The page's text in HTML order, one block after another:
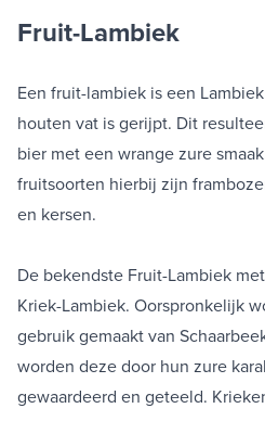
Fruit-Lambiek
Een fruit-lambiek is een
houten vat is gerijpt. Dit
bier met een wrange zure
fruitsoorten hierbij zijn
en kersen.
De bekendste Fruit-Lambiek
Kriek-Lambiek. Oorspronkelijk
gebruik gemaakt van
worden deze door hun zure
gewaardeerd en geteeld.